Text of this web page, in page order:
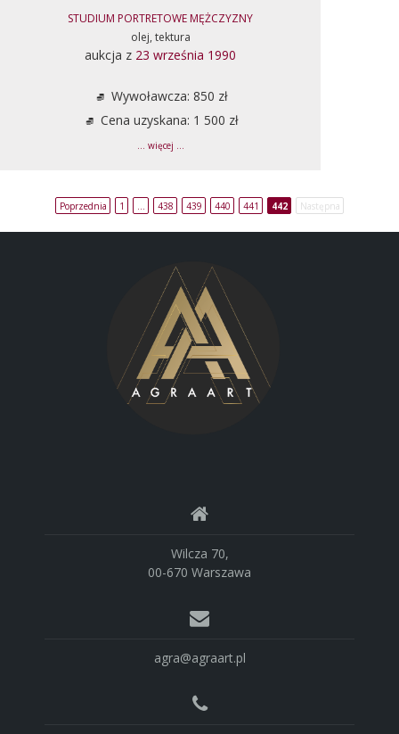
STUDIUM PORTRETOWE MĘŻCZYZNY
olej, tektura
aukcja z 23 września 1990
Wywoławcza: 850 zł
Cena uzyskana: 1 500 zł
... więcej ...
Poprzednia 1 438 439 440 441 442 Następna
Wilcza 70,
00-670 Warszawa
agra@agraart.pl